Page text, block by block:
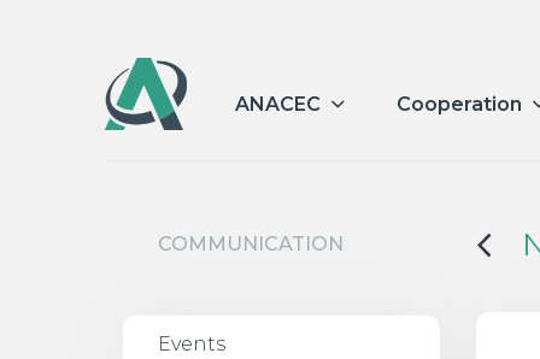
ANACEC Cooperation
COMMUNICATION
Events